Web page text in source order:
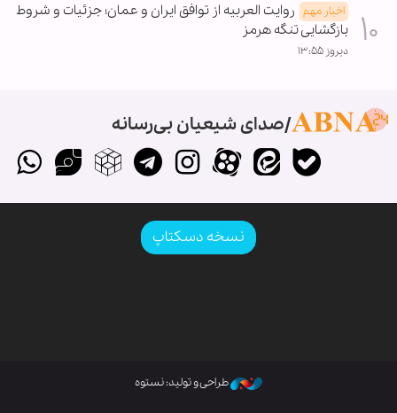
اخبار مهم روایت العربیه از توافق ایران و عمان؛ جزئیات و شروط
بازگشایی تنگه هرمز
دیروز ۱۳:۵۵
صدای شیعیان بی‌رسانه
نسخه دسکتاپ
طراحی و تولید: نستوه